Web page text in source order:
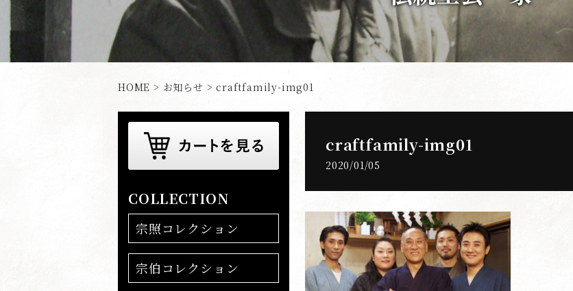
HOME > お知らせ > craftfamily-img01
craftfamily-img01
2020/01/05
COLLECTION
宗照コレクション
宗伯コレクション